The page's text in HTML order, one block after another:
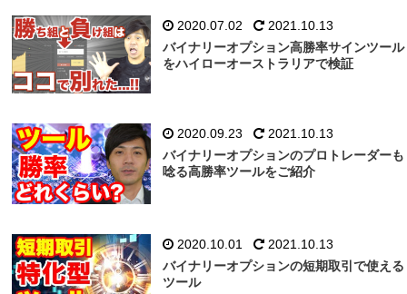
2020.07.02
2021.10.13
バイナリーオプション高勝率サインツール
をハイローオーストラリアで検証
2020.09.23
2021.10.13
バイナリーオプションのプロトレーダーも
唸る高勝率ツールをご紹介
2020.10.01
2021.10.13
バイナリーオプションの短期取引で使える
ツール